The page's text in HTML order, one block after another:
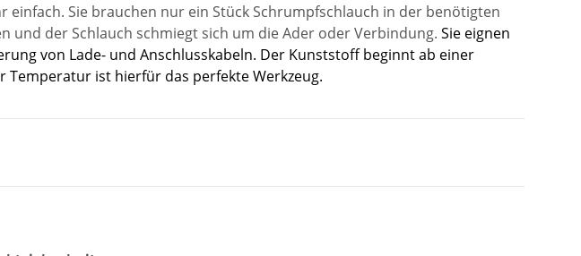
Sie brauchen nur ein Stück Schrumpfschlauch in der benötigten
und der Schlauch schmiegt sich um die Ader oder Verbindung. Sie eignen
von Lade- und Anschlusskabeln. Der Kunststoff beginnt ab einer
Temperatur ist hierfür das perfekte Werkzeug.